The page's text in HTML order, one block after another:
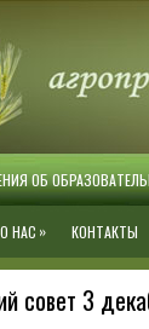
ОБ
НАС » КОНТАКТЫ
совет 3